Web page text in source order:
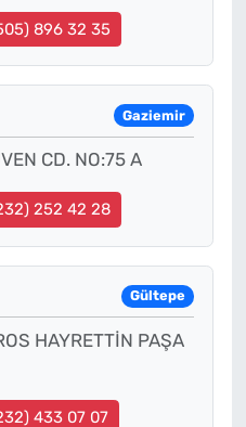
896 32 35
Gaziemir
CD. NO:75 A
252 42 28
Gültepe
HAYRETTİN PAŞA
433 07 07